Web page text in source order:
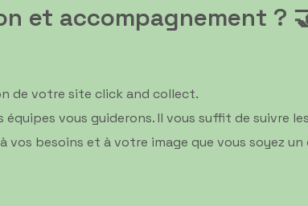
et accompagnement ?
de votre site click and collect.
vous guiderons. Il vous suffit de suivre
besoins et à votre image que vous soyez